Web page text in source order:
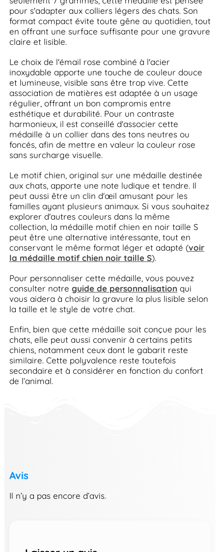
pour s'adapter aux colliers légers des chats. Son
format compact évite toute gêne au quotidien, tout
en offrant une surface suffisante pour une gravure
claire et lisible.
Le choix de l'émail rose combiné à l'acier
inoxydable apporte une touche de couleur douce
et lumineuse, visible sans être trop vive. Cette
association de matières est adaptée à un usage
régulier, offrant un bon compromis entre
esthétique et durabilité. Pour un contraste
harmonieux, il est conseillé d'associer cette
médaille à un collier dans des tons neutres ou
foncés, afin de mettre en valeur la couleur rose
sans surcharge visuelle.
Le motif chien, original sur une médaille destinée
aux chats, apporte une note ludique et tendre. Il
peut aussi être un clin d'œil amusant pour les
familles ayant plusieurs animaux. Si vous souhaitez
explorer d'autres couleurs dans la même
collection, la médaille motif chien en noir taille S
peut être une alternative intéressante, tout en
conservant le même format léger et adapté (voir
la médaille motif chien noir taille S).
Pour personnaliser cette médaille, vous pouvez
consulter notre guide de personnalisation qui
vous aidera à choisir la gravure la plus lisible selon
la taille et le style de votre chat.
Enfin, bien que cette médaille soit conçue pour les
chats, elle peut aussi convenir à certains petits
chiens, notamment ceux dont le gabarit reste
similaire. Cette polyvalence reste toutefois
secondaire et à considérer en fonction du confort
de l’animal.
Avis
Il n’y a pas encore d’avis.